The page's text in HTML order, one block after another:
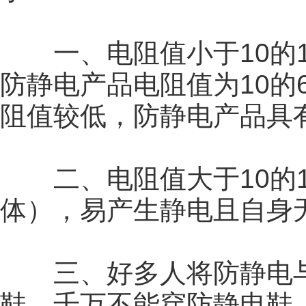
一、电阻值小于10的
防静电产品电阻值为10
阻值较低，防静电产品
二、电阻值大于10的
体），易产生静电且自身
三、好多人将防静电